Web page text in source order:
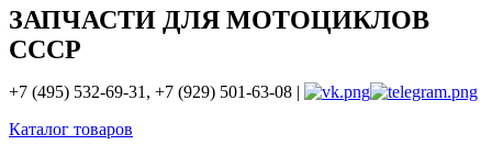
ЗАПЧАСТИ ДЛЯ МОТОЦИКЛОВ
СССР
+7 (495) 532-69-31, +7 (929) 501-63-08 |
Каталог товаров